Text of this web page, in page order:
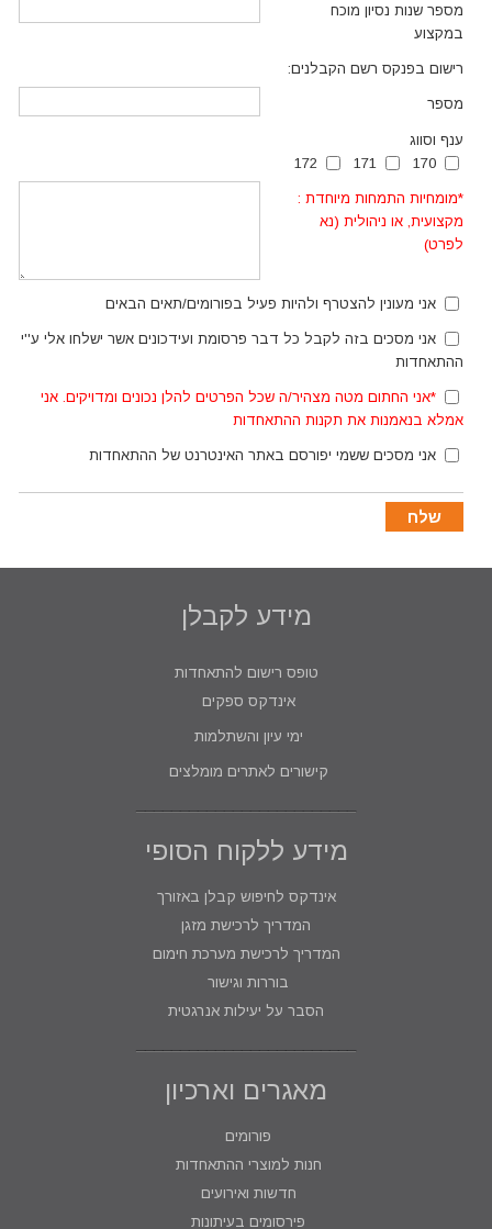
מספר שנות נסיון מוכח
במקצוע
רישום בפנקס רשם הקבלנים:
מספר
ענף וסווג
170
171
172
*מומחיות התמחות מיוחדת :
מקצועית, או ניהולית (נא
לפרט)
אני מעונין להצטרף ולהיות פעיל בפורומים/תאים הבאים
אני מסכים בזה לקבל כל דבר פרסומת ועידכונים אשר ישלחו אלי ע''י
ההתאחדות
*אני החתום מטה מצהיר/ה שכל הפרטים להלן נכונים ומדויקים. אני
אמלא בנאמנות את תקנות ההתאחדות
אני מסכים ששמי יפורסם באתר האינטרנט של ההתאחדות
מידע לקבלן
טופס רישום להתאחדות
אינדקס ספקים
ימי עיון והשתלמות
קישורים לאתרים מומלצים
מידע ללקוח הסופי
אינדקס לחיפוש קבלן באזורך
המדריך לרכישת מזגן
המדריך לרכישת מערכת חימום
בוררות וגישור
הסבר על יעילות אנרגטית
מאגרים וארכיון
פורומים
חנות למוצרי ההתאחדות
חדשות ואירועים
פירסומים בעיתונות